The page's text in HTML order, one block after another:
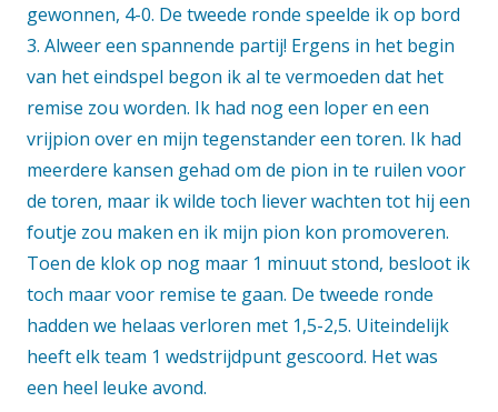
gewonnen, 4-0. De tweede ronde speelde ik op bord
3. Alweer een spannende partij! Ergens in het begin
van het eindspel begon ik al te vermoeden dat het
remise zou worden. Ik had nog een loper en een
vrijpion over en mijn tegenstander een toren. Ik had
meerdere kansen gehad om de pion in te ruilen voor
de toren, maar ik wilde toch liever wachten tot hij een
foutje zou maken en ik mijn pion kon promoveren.
Toen de klok op nog maar 1 minuut stond, besloot ik
toch maar voor remise te gaan. De tweede ronde
hadden we helaas verloren met 1,5-2,5. Uiteindelijk
heeft elk team 1 wedstrijdpunt gescoord. Het was
een heel leuke avond.